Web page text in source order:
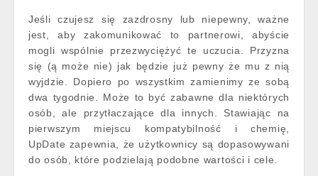
Jeśli czujesz się zazdrosny lub niepewny, ważne
jest, aby zakomunikować to partnerowi, abyście
mogli wspólnie przezwyciężyć te uczucia. Przyzna
się (ą może nie) jak będzie już pewny że mu z nią
wyjdzie. Dopiero po wszystkim zamienimy ze sobą
dwa tygodnie. Może to być zabawne dla niektórych
osób, ale przytłaczające dla innych. Stawiając na
pierwszym miejscu kompatybilność i chemię,
UpDate zapewnia, że użytkownicy są dopasowywani
do osób, które podzielają podobne wartości i cele.